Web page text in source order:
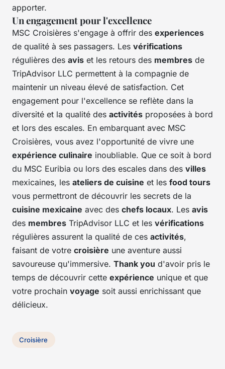
apporter.
Un engagement pour l'excellence
MSC Croisières s'engage à offrir des experiences
de qualité à ses passagers. Les vérifications
régulières des avis et les retours des membres de
TripAdvisor LLC permettent à la compagnie de
maintenir un niveau élevé de satisfaction. Cet
engagement pour l'excellence se reflète dans la
diversité et la qualité des activités proposées à bord
et lors des escales. En embarquant avec MSC
Croisières, vous avez l'opportunité de vivre une
expérience culinaire inoubliable. Que ce soit à bord
du MSC Euribia ou lors des escales dans des villes
mexicaines, les ateliers de cuisine et les food tours
vous permettront de découvrir les secrets de la
cuisine mexicaine avec des chefs locaux. Les avis
des membres TripAdvisor LLC et les vérifications
régulières assurent la qualité de ces activités,
faisant de votre croisière une aventure aussi
savoureuse qu'immersive. Thank you d'avoir pris le
temps de découvrir cette expérience unique et que
votre prochain voyage soit aussi enrichissant que
délicieux.
Croisière